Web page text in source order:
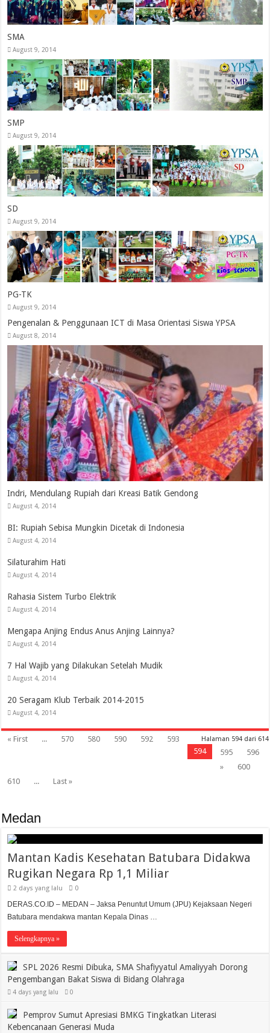
SMA
August 9, 2014
SMP
August 9, 2014
SD
August 9, 2014
PG-TK
August 9, 2014
Pengenalan & Penggunaan ICT di Masa Orientasi Siswa YPSA
August 8, 2014
Indri, Mendulang Rupiah dari Kreasi Batik Gendong
August 4, 2014
BI: Rupiah Sebisa Mungkin Dicetak di Indonesia
August 4, 2014
Silaturahim Hati
August 4, 2014
Rahasia Sistem Turbo Elektrik
August 4, 2014
Mengapa Anjing Endus Anus Anjing Lainnya?
August 4, 2014
7 Hal Wajib yang Dilakukan Setelah Mudik
August 4, 2014
20 Seragam Klub Terbaik 2014-2015
August 4, 2014
Halaman 594 dari 614
« First ... 570 580 590 592
593
594
595
596
»
600
610
... Last »
Medan
Mantan Kadis Kesehatan Batubara Didakwa
Rugikan Negara Rp 1,1 Miliar
2 days yang lalu 0
DERAS.CO.ID – MEDAN – Jaksa Penuntut Umum (JPU) Kejaksaan Negeri
Batubara mendakwa mantan Kepala Dinas …
Selengkapnya »
SPL 2026 Resmi Dibuka, SMA Shafiyyatul Amaliyyah Dorong
Pengembangan Bakat Siswa di Bidang Olahraga
4 days yang lalu 0
Pemprov Sumut Apresiasi BMKG Tingkatkan Literasi
Kebencanaan Generasi Muda